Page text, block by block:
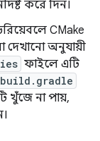
করে দিন।
CMake
অনুযায়ী
ফাইলে এটি
build.gradle
খুঁজে না পায়,